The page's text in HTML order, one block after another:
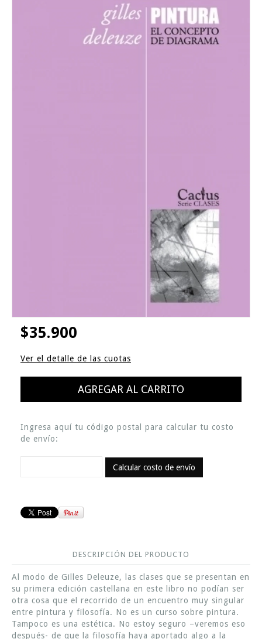
$35.900
Ver el detalle de las cuotas
Ingresa aquí tu código postal para calcular tu costo
de envío:
Calcular costo de envío
DESCRIPCIÓN DEL PRODUCTO
Al modo de Gilles Deleuze, las clases que se presentan en
su primera edición castellana en este libro no podían ser
otra cosa que el recorrido de un encuentro muy singular
entre pintura y filosofía. No es un curso sobre pintura.
Tampoco es una estética. No estoy seguro –veremos eso
después- de que la filosofía haya aportado algo a la